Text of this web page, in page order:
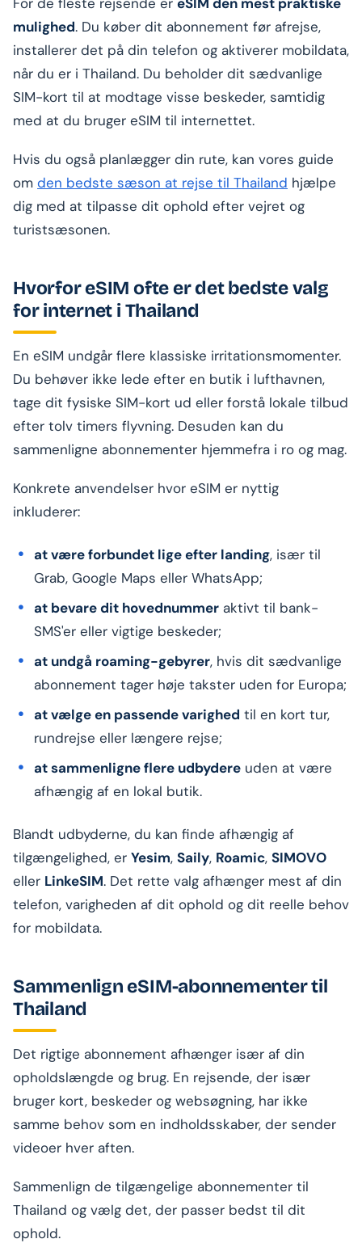
mulighed. Du køber dit abonnement før afrejse,
installerer det på din telefon og aktiverer mobildata,
når du er i Thailand. Du beholder dit sædvanlige
SIM-kort til at modtage visse beskeder, samtidig
med at du bruger eSIM til internettet.
Hvis du også planlægger din rute, kan vores guide
om den bedste sæson at rejse til Thailand hjælpe
dig med at tilpasse dit ophold efter vejret og
turistsæsonen.
Hvorfor eSIM ofte er det bedste valg
for internet i Thailand
En eSIM undgår flere klassiske irritationsmomenter.
Du behøver ikke lede efter en butik i lufthavnen,
tage dit fysiske SIM-kort ud eller forstå lokale tilbud
efter tolv timers flyvning. Desuden kan du
sammenligne abonnementer hjemmefra i ro og mag.
Konkrete anvendelser hvor eSIM er nyttig
inkluderer:
at være forbundet lige efter landing, især til
Grab, Google Maps eller WhatsApp;
at bevare dit hovednummer aktivt til bank-
SMS'er eller vigtige beskeder;
at undgå roaming-gebyrer, hvis dit sædvanlige
abonnement tager høje takster uden for Europa;
at vælge en passende varighed til en kort tur,
rundrejse eller længere rejse;
at sammenligne flere udbydere uden at være
afhængig af en lokal butik.
Blandt udbyderne, du kan finde afhængig af
tilgængelighed, er Yesim, Saily, Roamic, SIMOVO
eller LinkeSIM. Det rette valg afhænger mest af din
telefon, varigheden af dit ophold og dit reelle behov
for mobildata.
Sammenlign eSIM-abonnementer til
Thailand
Det rigtige abonnement afhænger især af din
opholdslængde og brug. En rejsende, der især
bruger kort, beskeder og websøgning, har ikke
samme behov som en indholdsskaber, der sender
videoer hver aften.
Sammenlign de tilgængelige abonnementer til
Thailand og vælg det, der passer bedst til dit
ophold.